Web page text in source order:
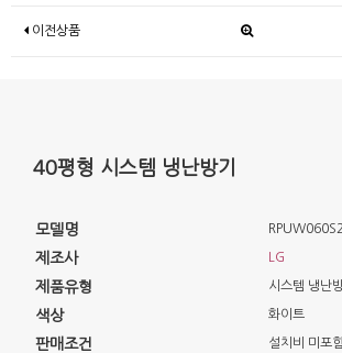
이전상품
40평형 시스템 냉난방기
모델명
제조사 LG
제품유형 시스템 냉난방
색상 화이트
판매조건 설치비 미포